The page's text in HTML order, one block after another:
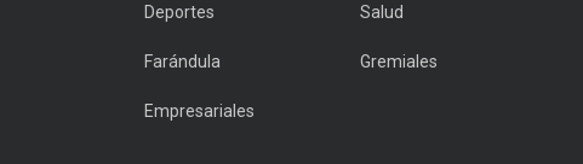
Deportes Salud
Farándula Gremiales
Empresariales